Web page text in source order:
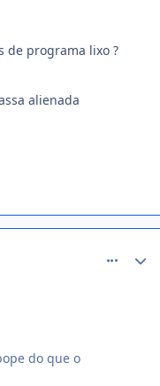
de programa lixo ?
alienada
do que o